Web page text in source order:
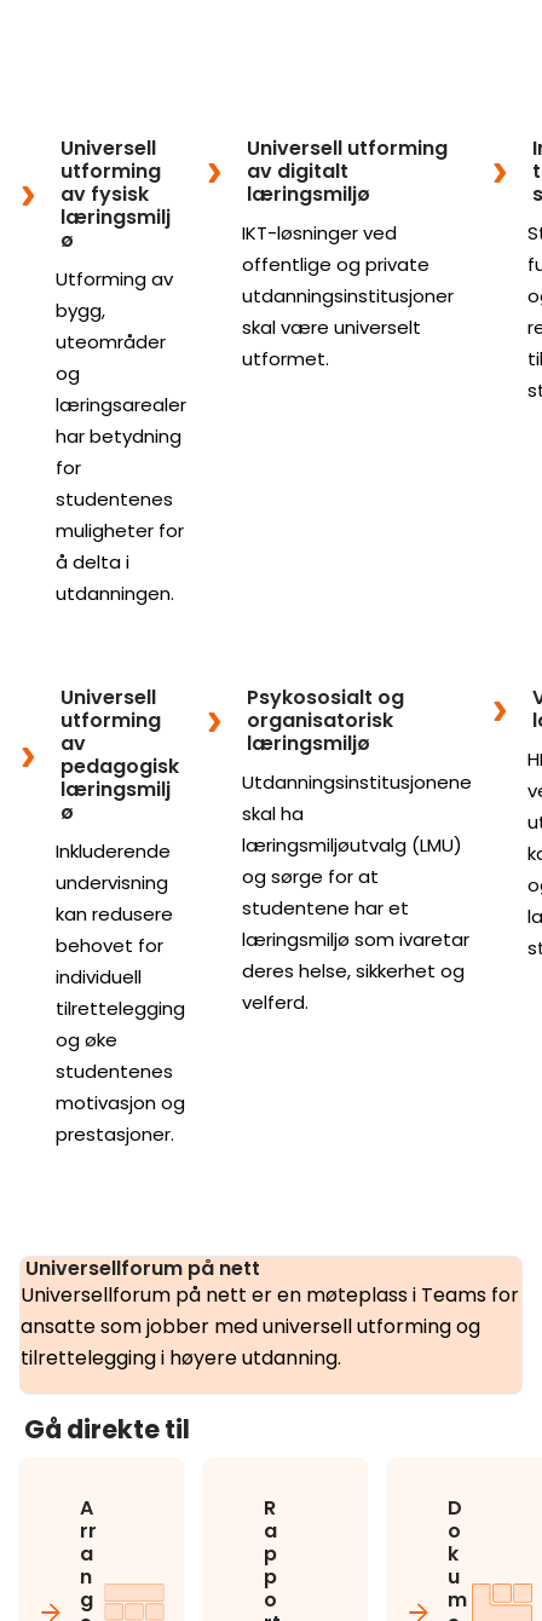
Universell
utforming
av fysisk
læringsmilj
ø
Utforming av
bygg,
uteområder
og
læringsarealer
har betydning
for
studentenes
muligheter for
å delta i
utdanningen.
Universell utforming
av digitalt
læringsmiljø
IKT-løsninger ved
offentlige og private
utdanningsinstitusjoner
skal være universelt
utformet.
Universell
utforming
av
pedagogisk
læringsmilj
ø
Inkluderende
undervisning
kan redusere
behovet for
individuell
tilrettelegging
og øke
studentenes
motivasjon og
prestasjoner.
Psykososialt og
organisatorisk
læringsmiljø
Utdanningsinstitusjonene
skal ha
læringsmiljøutvalg (LMU)
og sørge for at
studentene har et
læringsmiljø som ivaretar
deres helse, sikkerhet og
velferd.
Universellforum på nett
Universellforum på nett er en møteplass i Teams for
ansatte som jobber med universell utforming og
tilrettelegging i høyere utdanning.
Gå direkte til
A
rr
a
n
g
R
a
p
p
o
D
o
k
u
m